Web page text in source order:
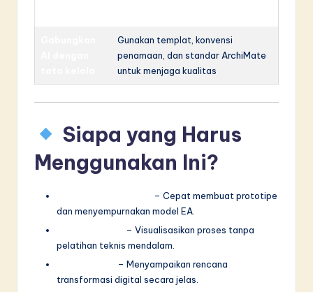
Gunakan templat, konvensi
penamaan, dan standar ArchiMate
untuk menjaga kualitas
Siapa yang Harus
Menggunakan Ini?
– Cepat membuat prototipe
dan menyempurnakan model EA.
– Visualisasikan proses tanpa
pelatihan teknis mendalam.
– Menyampaikan rencana
transformasi digital secara jelas.